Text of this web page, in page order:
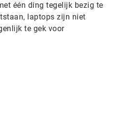
één ding tegelijk bezig te
laptops zijn niet
te gek voor